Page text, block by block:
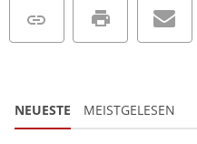
NEUESTE MEISTGELESEN